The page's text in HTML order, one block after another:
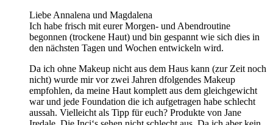
Liebe Annalena und Magdalena
Ich habe frisch mit eurer Morgen- und Abendroutine
begonnen (trockene Haut) und bin gespannt wie sich dies in
den nächsten Tagen und Wochen entwickeln wird.
Da ich ohne Makeup nicht aus dem Haus kann (zur Zeit noch
nicht) wurde mir vor zwei Jahren dfolgendes Makeup
empfohlen, da meine Haut komplett aus dem gleichgewicht
war und jede Foundation die ich aufgetragen habe schlecht
aussah. Vielleicht als Tipp für euch? Produkte von Jane